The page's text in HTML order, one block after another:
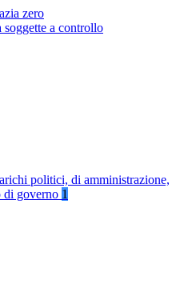
zero
a controllo
politici, di amministrazione,
di governo 1